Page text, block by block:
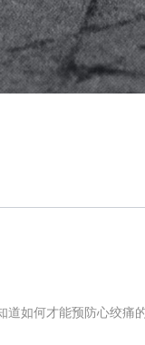
如何才能预防心绞痛